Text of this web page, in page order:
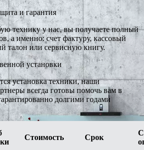
и гарантия
технику у нас, вы получаете полный
а именно: счет фактуру, кассовый
талон или сервисную книгу.
установки
установка техники, наши
всегда готовы помочь вам в
долгими годами
Стоимость Срок